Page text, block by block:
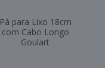
Pá para Lixo 18cm
com Cabo Longo
Goulart